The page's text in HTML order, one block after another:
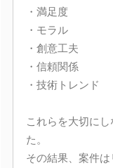
・満足度
・モラル
・創意工夫
・信頼関係
・技術トレンド
これらを大切に
た。
その結果、案件は